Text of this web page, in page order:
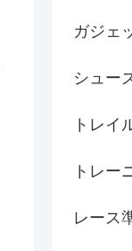
ガジェ
シュー
トレイ
トレー
レース